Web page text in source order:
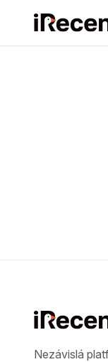
Nezávislá